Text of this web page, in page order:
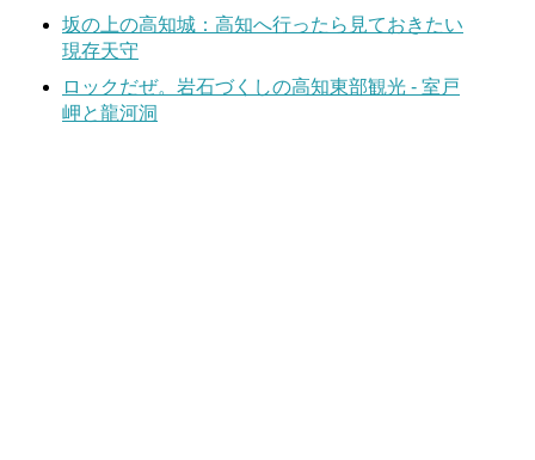
坂の上の高知城：高知へ行ったら見ておきたい
現存天守
ロックだぜ。岩石づくしの高知東部観光 - 室戸
岬と龍河洞